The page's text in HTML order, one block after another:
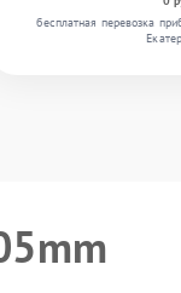
бесплатная перевозка